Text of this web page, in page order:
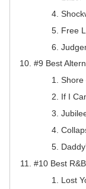
Free
#9 Best
Shore
If I
#10 Best
Lost